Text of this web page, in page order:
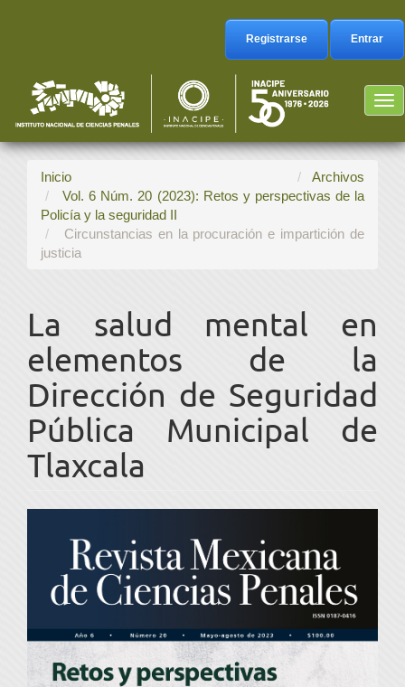
Barra
lateral
Registrarse Entrar
Inicio
Archivos
Vol. 6 Núm. 20 (2023): Retos y perspectivas de la
Policía y la seguridad II
Circunstancias en la procuración e impartición de
justicia
La salud mental en
elementos de la
Dirección de Seguridad
Pública Municipal de
Tlaxcala
lateral
del
artículo